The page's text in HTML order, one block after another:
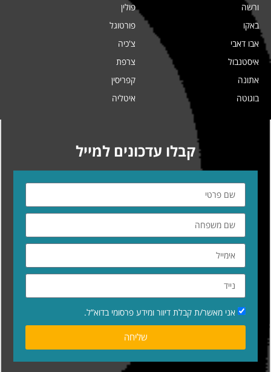
ורשה
באקו
אבו דאבי
איסטנבול
אתונה
בוגוטה
פולין
פורטוגל
צ'כיה
צרפת
קפריסין
איטליה
קבלו עדכונים למייל
אני מאשר/ת קבלת דיוור ומידע פרסומי בדוא”ל.
שליחה